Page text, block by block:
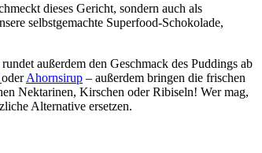
dieses Gericht, sondern auch als
selbstgemachte Superfood-Schokolade,
außerdem den Geschmack des Puddings ab
oderAhornsirup – außerdem bringen die frischen
Nektarinen, Kirschen oder Ribiseln! Wer mag,
Alternative ersetzen.